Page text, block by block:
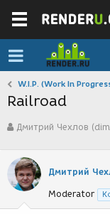
W.I.P. (Work In
Railroad
в
о
р
т
е
м
Дмитрий Чехлов
Дмитрий
Moderator